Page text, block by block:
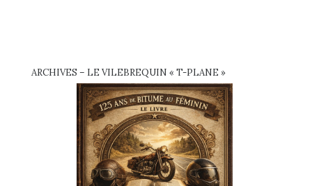
ARCHIVES – LE VILEBREQUIN « T-PLANE »